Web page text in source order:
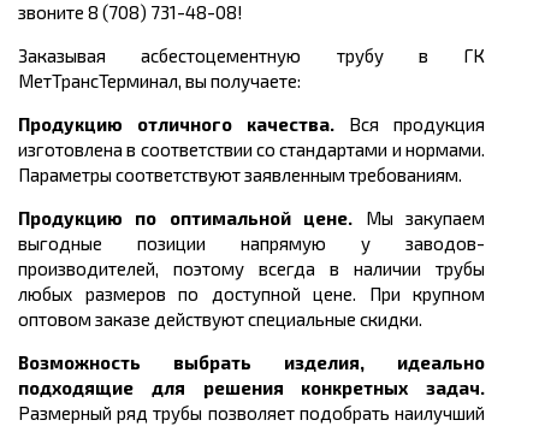
звоните 8 (708) 731-48-08!
Заказывая асбестоцементную трубу в ГК
МетТрансТерминал, вы получаете:
Продукцию отличного качества. Вся продукция
изготовлена в соответствии со стандартами и нормами.
Параметры соответствуют заявленным требованиям.
Продукцию по оптимальной цене. Мы закупаем
выгодные позиции напрямую у заводов-
производителей, поэтому всегда в наличии трубы
любых размеров по доступной цене. При крупном
оптовом заказе действуют специальные скидки.
Возможность выбрать изделия, идеально
подходящие для решения конкретных задач.
Размерный ряд трубы позволяет подобрать наилучший